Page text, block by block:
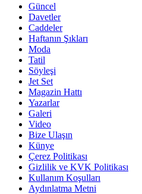
Güncel
Davetler
Caddeler
Haftanın Şıkları
Moda
Tatil
Söyleşi
Jet Set
Magazin Hattı
Yazarlar
Galeri
Video
Bize Ulaşın
Künye
Çerez Politikası
Gizlilik ve KVK Politikası
Kullanım Koşulları
Aydınlatma Metni